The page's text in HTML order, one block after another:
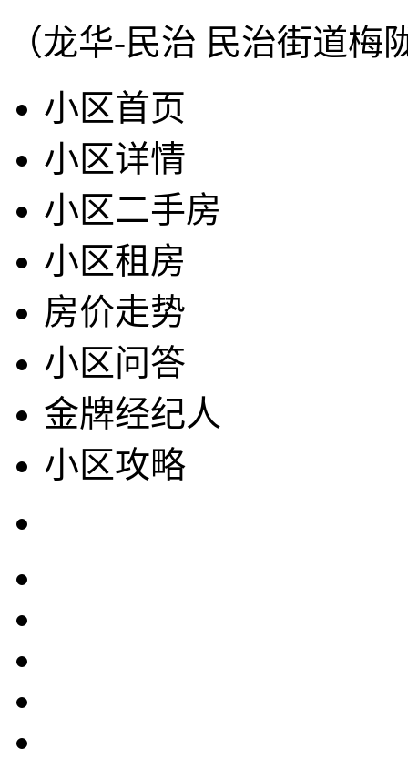
（龙华-民治 民治街道梅
小区首页
小区详情
小区二手房
小区租房
房价走势
小区问答
金牌经纪人
小区攻略